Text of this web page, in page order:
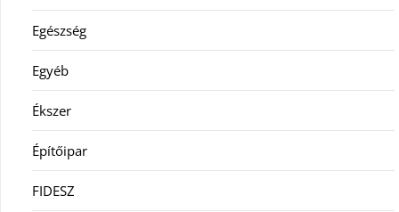
Egészség
Egyéb
Ékszer
Építőipar
FIDESZ